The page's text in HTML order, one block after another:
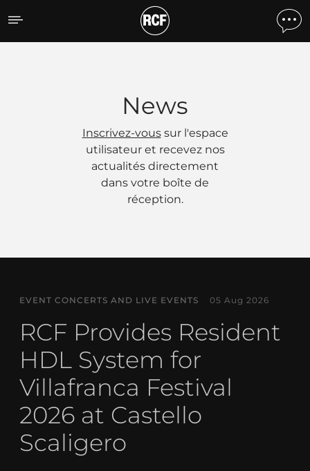
Actualités
News
Inscrivez-voussur l'espace
utilisateur et recevez nos
actualités directement
dans votre boîte de
réception.
EVENT CONCERTS AND LIVE EVENTS 05 Aug 2026
RCF Provides Resident
HDL System for
Villafranca Festival
2026 at Castello
Scaligero